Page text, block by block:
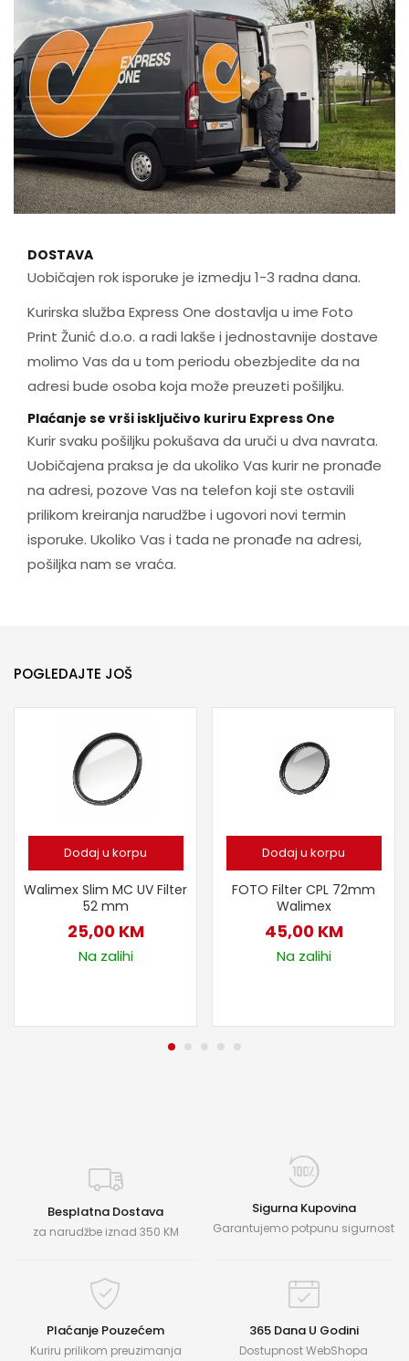
DOSTAVA
Uobičajen rok isporuke je izmedju 1-3 radna dana.
Kurirska služba Express One dostavlja u ime Foto
Print Žunić d.o.o. a radi lakše i jednostavnije dostave
molimo Vas da u tom periodu obezbjedite da na
adresi bude osoba koja može preuzeti pošiljku.
Plaćanje se vrši isključivo kuriru Express One
Kurir svaku pošiljku pokušava da uruči u dva navrata.
Uobičajena praksa je da ukoliko Vas kurir ne pronađe
na adresi, pozove Vas na telefon koji ste ostavili
prilikom kreiranja narudžbe i ugovori novi termin
isporuke. Ukoliko Vas i tada ne pronađe na adresi,
pošiljka nam se vraća.
POGLEDAJTE JOŠ
Dodaj u korpu
Walimex Slim MC UV Filter
52 mm
25,00 KM
Na zalihi
Dodaj u korpu
FOTO Filter CPL 72mm
Walimex
45,00 KM
Na zalihi
Besplatna Dostava
za narudžbe iznad 350 KM
Sigurna Kupovina
Garantujemo potpunu sigurnost
Plaćanje Pouzećem
Kuriru prilikom preuzimanja
365 Dana U Godini
Dostupnost WebShopa